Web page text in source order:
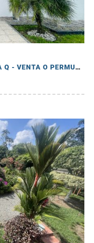
CASA CAMPESTRE VÍA TEBAIDA Q - VENTA O PERMUTA POR APTO NORTE ARMENIA